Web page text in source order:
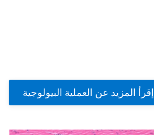
إقرأ المزيد عن العملية البيولوجية